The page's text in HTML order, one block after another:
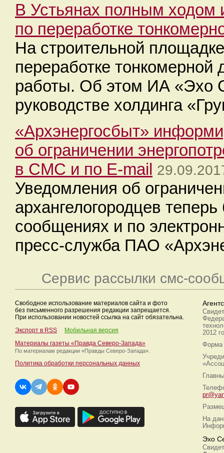
В Устьянах полным ходом
по переработке
На строительной
переработке
работы. Об этом ИА «Эхо
руководстве холдинга
«Архэнергосбыт»
об ограничении
в СМС и по E-mail
Уведомления об
архангелогородцев
сообщениях и по
пресс-служба ПАО
Сервис рассылки смс-
Свободное использование материалов сайта и фото
без письменного разрешения редакции запрещается.
При использовании новостей ссылка на сайт обязательна.
Экспорт в RSS
Мобильная версия
Материалы газеты «Правда Северо-Запада»
По материалам редакции «Правды Северо-Запада».
Политика обработки персональных данных
2012
Форма
На
Эхо